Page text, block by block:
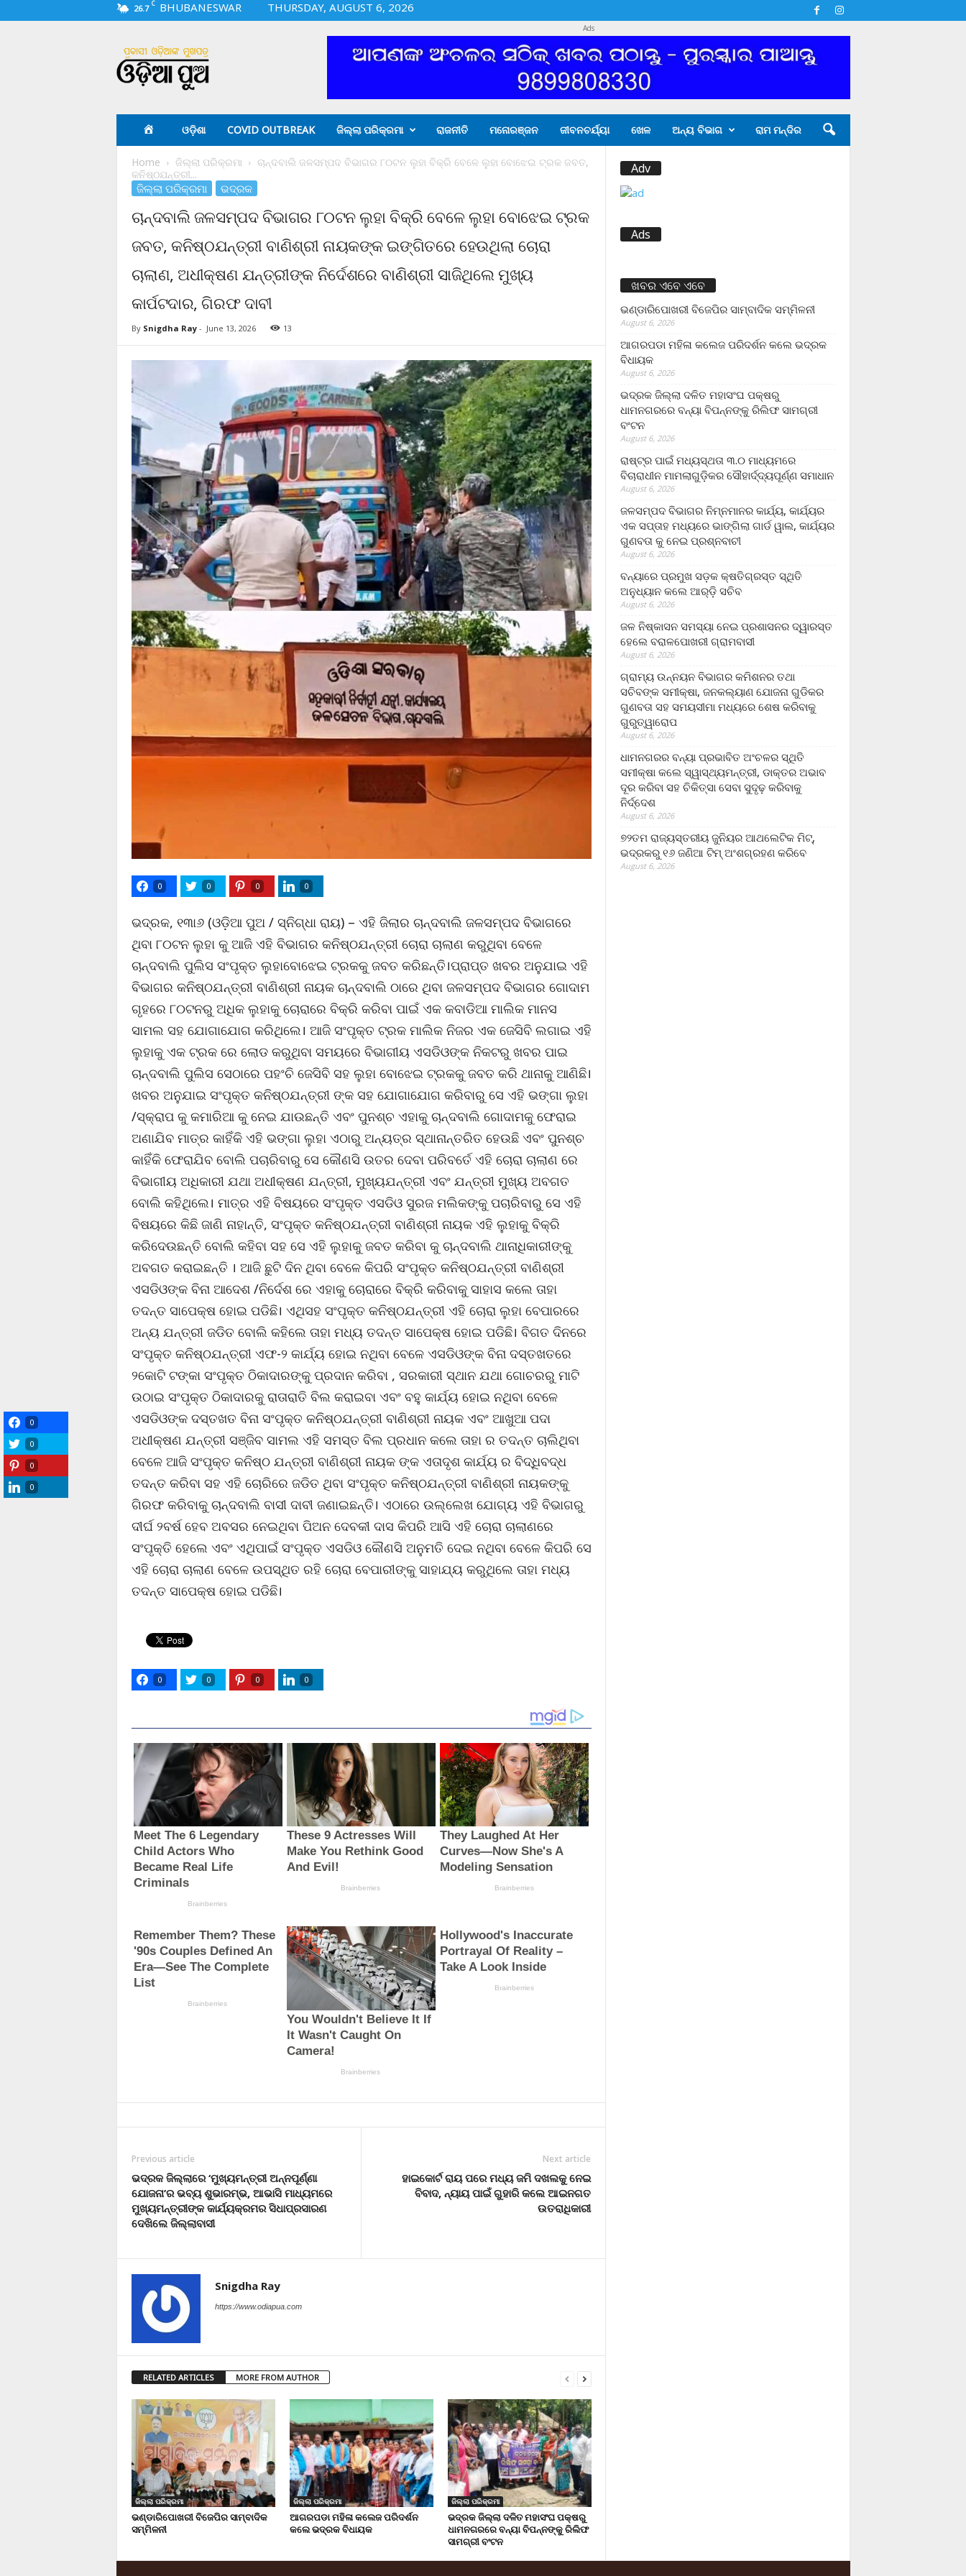
26.7 C BHUBANESWAR
THURSDAY, AUGUST 6, 2026
i
a
Ads
ଓଡ଼ିଶା COVID OUTBREAK ଜିଲ୍ଲା ପରିକ୍ରମା ରାଜନୀତି ମନୋରଞ୍ଜନ ଜୀବନଚର୍ଯ୍ୟା ଖେଳ ଅନ୍ୟ ବିଭାଗ ରାମ ମନ୍ଦିର
Home ଜିଲ୍ଲା ପରିକ୍ରମା
ଚାନ୍ଦବାଲି ଜଳସମ୍ପଦ ବିଭାଗର ୮୦ଟନ ଲୁହା ବିକ୍ରି ବେଳେ ଲୁହା ବୋଝେଇ ଟ୍ରକ ଜବତ,
କନିଷ୍ଠଯନ୍ତ୍ରୀ...
ଜିଲ୍ଲା ପରିକ୍ରମା ଭଦ୍ରକ
ଚାନ୍ଦବାଲି ଜଳସମ୍ପଦ ବିଭାଗର ୮୦ଟନ ଲୁହା ବିକ୍ରି ବେଳେ ଲୁହା ବୋଝେଇ ଟ୍ରକ
ଜବତ, କନିଷ୍ଠଯନ୍ତ୍ରୀ ବାଣିଶ୍ରୀ ନାୟକଙ୍କ ଇଙ୍ଗିତରେ ହେଉଥିଲା ଚୋରା
ଚାଲାଣ, ଅଧୀକ୍ଷଣ ଯନ୍ତ୍ରୀଙ୍କ ନିର୍ଦେଶରେ ବାଣିଶ୍ରୀ ସାଜିଥିଲେ ମୁଖ୍ୟ
କାର୍ପଟଦାର, ଗିରଫ ଦାବୀ
By Snigdha Ray- June 13, 2026 13
0 0 0 0
ଭଦ୍ରକ, ୧୩ା୬ (ଓଡ଼ିଆ ପୁଅ / ସ୍ନିଗ୍ଧା ରାୟ) – ଏହି ଜିଲାର ଚାନ୍ଦବାଲି ଜଳସମ୍ପଦ ବିଭାଗରେ
ଥିବା ୮୦ଟନ ଲୁହା କୁ ଆଜି ଏହି ବିଭାଗର କନିଷ୍ଠଯନ୍ତ୍ରୀ ଚୋରା ଚାଲାଣ କରୁଥିବା ବେଳେ
ଚାନ୍ଦବାଲି ପୁଲିସ ସଂପୃକ୍ତ ଲୁହାବୋଝେଇ ଟ୍ରକକୁ ଜବତ କରିଛନ୍ତି।ପ୍ରାପ୍ତ ଖବର ଅନୁଯାଇ ଏହି
ବିଭାଗର କନିଷ୍ଠଯନ୍ତ୍ରୀ ବାଣିଶ୍ରୀ ନାୟକ ଚାନ୍ଦବାଲି ଠାରେ ଥିବା ଜଳସମ୍ପଦ ବିଭାଗର ଗୋଦାମ
ଗୃହରେ ୮୦ଟନରୁ ଅଧିକ ଲୁହାକୁ ଚୋରାରେ ବିକ୍ରି କରିବା ପାଇଁ ଏକ କବାଡିଆ ମାଲିକ ମାନସ
ସାମଲ ସହ ଯୋଗାଯୋଗ କରିଥିଲେ। ଆଜି ସଂପୃକ୍ତ ଟ୍ରକ ମାଲିକ ନିଜର ଏକ ଜେସିବି ଲଗାଇ ଏହି
ଲୁହାକୁ ଏକ ଟ୍ରକ ରେ ଲୋଡ କରୁଥିବା ସମୟରେ ବିଭାଗୀୟ ଏସଡିଓଙ୍କ ନିକଟରୁ ଖବର ପାଇ
ଚାନ୍ଦବାଲି ପୁଲିସ ସେଠାରେ ପହଂଚି ଜେସିବି ସହ ଲୁହା ବୋଝେଇ ଟ୍ରକକୁ ଜବତ କରି ଥାନାକୁ ଆଣିଛି।
ଖବର ଅନୁଯାଇ ସଂପୃକ୍ତ କନିଷ୍ଠଯନ୍ତ୍ରୀ ଙ୍କ ସହ ଯୋଗାଯୋଗ କରିବାରୁ ସେ ଏହି ଭଙ୍ଗା ଲୁହା
/ସ୍କ୍ରାପ କୁ କମାରିଆ କୁ ନେଇ ଯାଉଛନ୍ତି ଏବଂ ପୁନଶ୍ଚ ଏହାକୁ ଚାନ୍ଦବାଲି ଗୋଦାମକୁ ଫେରାଇ
ଅଣାଯିବ ମାତ୍ର କାହିଁକି ଏହି ଭଙ୍ଗା ଲୁହା ଏଠାରୁ ଅନ୍ୟତ୍ର ସ୍ଥାନାନ୍ତରିତ ହେଉଛି ଏବଂ ପୁନଶ୍ଚ
କାହିଁକି ଫେରାଯିବ ବୋଲି ପଚାରିବାରୁ ସେ କୌଣସି ଉତର ଦେବା ପରିବର୍ତେ ଏହି ଚୋରା ଚାଲାଣ ରେ
ବିଭାଗୀୟ ଅଧିକାରୀ ଯଥା ଅଧୀକ୍ଷଣ ଯନ୍ତ୍ରୀ, ମୁଖ୍ୟଯନ୍ତ୍ରୀ ଏବଂ ଯନ୍ତ୍ରୀ ମୁଖ୍ୟ ଅବଗତ
ବୋଲି କହିଥିଲେ। ମାତ୍ର ଏହି ବିଷୟରେ ସଂପୃକ୍ତ ଏସଡିଓ ସୁରଜ ମଲିକଙ୍କୁ ପଚାରିବାରୁ ସେ ଏହି
ବିଷୟରେ କିଛି ଜାଣି ନାହାନ୍ତି, ସଂପୃକ୍ତ କନିଷ୍ଠଯନ୍ତ୍ରୀ ବାଣିଶ୍ରୀ ନାୟକ ଏହି ଲୁହାକୁ ବିକ୍ରି
କରିଦେଉଛନ୍ତି ବୋଲି କହିବା ସହ ସେ ଏହି ଲୁହାକୁ ଜବତ କରିବା କୁ ଚାନ୍ଦବାଲି ଥାନାଧିକାରୀଙ୍କୁ
ଅବଗତ କରାଇଛନ୍ତି । ଆଜି ଛୁଟି ଦିନ ଥିବା ବେଳେ କିପରି ସଂପୃକ୍ତ କନିଷ୍ଠଯନ୍ତ୍ରୀ ବାଣିଶ୍ରୀ
ଏସଡିଓଙ୍କ ବିନା ଆଦେଶ /ନିର୍ଦେଶ ରେ ଏହାକୁ ଚୋରାରେ ବିକ୍ରି କରିବାକୁ ସାହାସ କଲେ ତାହା
ତଦନ୍ତ ସାପେକ୍ଷ ହୋଇ ପଡିଛି। ଏଥିସହ ସଂପୃକ୍ତ କନିଷ୍ଠଯନ୍ତ୍ରୀ ଏହି ଚୋରା ଲୁହା ବେପାରରେ
ଅନ୍ୟ ଯନ୍ତ୍ରୀ ଜଡିତ ବୋଲି କହିଲେ ତାହା ମଧ୍ୟ ତଦନ୍ତ ସାପେକ୍ଷ ହୋଇ ପଡିଛି। ବିଗତ ଦିନରେ
ସଂପୃକ୍ତ କନିଷ୍ଠଯନ୍ତ୍ରୀ ଏଫ-୨ କାର୍ଯ୍ୟ ହୋଇ ନଥିବା ବେଳେ ଏସଡିଓଙ୍କ ବିନା ଦସ୍ତଖତରେ
୨କୋଟି ଟଙ୍କା ସଂପୃକ୍ତ ଠିକାଦାରଙ୍କୁ ପ୍ରଦାନ କରିବା , ସରକାରୀ ସ୍ଥାନ ଯଥା ଗୋଚରରୁ ମାଟି
ଉଠାଇ ସଂପୃକ୍ତ ଠିକାଦାରକୁ ରାତାରାତି ବିଲ କରାଇବା ଏବଂ ବହୁ କାର୍ଯ୍ୟ ହୋଇ ନଥିବା ବେଳେ
ଏସଡିଓଙ୍କ ଦସ୍ତଖତ ବିନା ସଂପୃକ୍ତ କନିଷ୍ଠଯନ୍ତ୍ରୀ ବାଣିଶ୍ରୀ ନାୟକ ଏବଂ ଆଖୁଆ ପଦା
ଅଧୀକ୍ଷଣ ଯନ୍ତ୍ରୀ ସଞ୍ଜିବ ସାମଲ ଏହି ସମସ୍ତ ବିଲ ପ୍ରଧାନ କଲେ ତାହା ର ତଦନ୍ତ ଚାଲିଥିବା
ବେଳେ ଆଜି ସଂପୃକ୍ତ କନିଷ୍ଠ ଯନ୍ତ୍ରୀ ବାଣିଶ୍ରୀ ନାୟକ ଙ୍କ ଏତାଦୃଶ କାର୍ଯ୍ୟ ର ବିଦ୍ଧିବଦ୍ଧ
ତଦନ୍ତ କରିବା ସହ ଏହି ଚୋରିରେ ଜଡିତ ଥିବା ସଂପୃକ୍ତ କନିଷ୍ଠଯନ୍ତ୍ରୀ ବାଣିଶ୍ରୀ ନାୟକଙ୍କୁ
ଗିରଫ କରିବାକୁ ଚାନ୍ଦବାଲି ବାସୀ ଦାବୀ ଜଣାଇଛନ୍ତି। ଏଠାରେ ଉଲ୍ଲେଖ ଯୋଗ୍ୟ ଏହି ବିଭାଗରୁ
ଦୀର୍ଘ ୨ବର୍ଷ ହେବ ଅବସର ନେଇଥିବା ପିଅନ ଦେବକୀ ଦାସ କିପରି ଆସି ଏହି ଚୋରା ଚାଲାଣରେ
ସଂପୃକ୍ତି ହେଲେ ଏବଂ ଏଥିପାଇଁ ସଂପୃକ୍ତ ଏସଡିଓ କୌଣସି ଅନୁମତି ଦେଇ ନଥିବା ବେଳେ କିପରି ସେ
ଏହି ଚୋରା ଚାଲାଣ ବେଳେ ଉପସ୍ଥିତ ରହି ଚୋରା ବେପାରୀଙ୍କୁ ସାହାଯ୍ୟ କରୁଥିଲେ ତାହା ମଧ୍ୟ
ତଦନ୍ତ ସାପେକ୍ଷ ହୋଇ ପଡିଛି।
0 0 0 0
Previous article
ଭଦ୍ରକ ଜିଲ୍ଲାରେ ‘ମୁଖ୍ୟମନ୍ତ୍ରୀ ଅନ୍ନପୂର୍ଣ୍ଣା
ଯୋଜନା’ର ଭବ୍ୟ ଶୁଭାରମ୍ଭ, ଆଭାସି ମାଧ୍ୟମରେ
ମୁଖ୍ୟମନ୍ତ୍ରୀଙ୍କ କାର୍ଯ୍ୟକ୍ରମର ସିଧାପ୍ରସାରଣ
ଦେଖିଲେ ଜିଲ୍ଲାବାସୀ
Next article
ହାଇକୋର୍ଟ ରାୟ ପରେ ମଧ୍ୟ ଜମି ଦଖଲକୁ ନେଇ
ବିବାଦ, ନ୍ୟାୟ ପାଇଁ ଗୁହାରି କଲେ ଆଇନଗତ
ଉତରାଧିକାରୀ
Snigdha Ray
https://www.odiapua.com
RELATED ARTICLES MORE FROM AUTHOR
ଜିଲ୍ଲା ପରିକ୍ରମା
ଭଣ୍ଡାରିପୋଖରୀ ବିଜେପିର ସାମ୍ବାଦିକ
ସମ୍ମିଳନୀ
ଜିଲ୍ଲା ପରିକ୍ରମା
ଆଗରପଡା ମହିଳା କଲେଜ ପରିଦର୍ଶନ
କଲେ ଭଦ୍ରକ ବିଧାୟକ
ଜିଲ୍ଲା ପରିକ୍ରମା
ଭଦ୍ରକ ଜିଲ୍ଲା ଦଳିତ ମହାସଂଘ ପକ୍ଷରୁ
ଧାମନଗରରେ ବନ୍ୟା ବିପନ୍ନଙ୍କୁ ରିଲିଫ
ସାମଗ୍ରୀ ବଂଟନ
Adv
Ads
ଖବର ଏବେ ଏବେ
ଭଣ୍ଡାରିପୋଖରୀ ବିଜେପିର ସାମ୍ବାଦିକ ସମ୍ମିଳନୀ
August 6, 2026
ଆଗରପଡା ମହିଳା କଲେଜ ପରିଦର୍ଶନ କଲେ ଭଦ୍ରକ
ବିଧାୟକ
August 6, 2026
ଭଦ୍ରକ ଜିଲ୍ଲା ଦଳିତ ମହାସଂଘ ପକ୍ଷରୁ
ଧାମନଗରରେ ବନ୍ୟା ବିପନ୍ନଙ୍କୁ ରିଲିଫ ସାମଗ୍ରୀ
ବଂଟନ
August 6, 2026
ରାଷ୍ଟ୍ର ପାଇଁ ମଧ୍ୟସ୍ଥତା ୩.୦ ମାଧ୍ୟମରେ
ବିଚାରାଧୀନ ମାମଲାଗୁଡ଼ିକର ସୌହାର୍ଦ୍ଦ୍ୟପୂର୍ଣ୍ଣ ସମାଧାନ
August 6, 2026
ଜଳସମ୍ପଦ ବିଭାଗର ନିମ୍ନମାନର କାର୍ଯ୍ୟ, କାର୍ଯ୍ୟର
ଏକ ସପ୍ତାହ ମଧ୍ୟରେ ଭାଙ୍ଗିଲା ଗାର୍ଡ ୱାଲ, କାର୍ଯ୍ୟର
ଗୁଣବତା କୁ ନେଇ ପ୍ରଶ୍ନବାଚୀ
August 6, 2026
ବନ୍ୟାରେ ପ୍ରମୁଖ ସଡ଼କ କ୍ଷତିଗ୍ରସ୍ତ ସ୍ଥିତି
ଅନୁଧ୍ୟାନ କଲେ ଆର୍‌ଡ଼ି ସଚିବ
August 6, 2026
ଜଳ ନିଷ୍କାସନ ସମସ୍ୟା ନେଇ ପ୍ରଶାସନର ଦ୍ୱାରସ୍ତ
ହେଲେ ବରାଳପୋଖରୀ ଗ୍ରାମବାସୀ
August 6, 2026
ଗ୍ରାମ୍ୟ ଉନ୍ନୟନ ବିଭାଗର କମିଶନର ତଥା
ସଚିବଙ୍କ ସମୀକ୍ଷା, ଜନକଲ୍ୟାଣ ଯୋଜନା ଗୁଡିକର
ଗୁଣବତା ସହ ସମୟସୀମା ମଧ୍ୟରେ ଶେଷ କରିବାକୁ
ଗୁରୁତ୍ୱାରୋପ
August 6, 2026
ଧାମନଗରର ବନ୍ୟା ପ୍ରଭାବିତ ଅଂଚଳର ସ୍ଥିତି
ସମୀକ୍ଷା କଲେ ସ୍ୱାସ୍ଥ୍ୟମନ୍ତ୍ରୀ, ଡାକ୍ତର ଅଭାବ
ଦୂର କରିବା ସହ ଚିକିତ୍ସା ସେବା ସୁଦୃଢ଼ କରିବାକୁ
ନିର୍ଦ୍ଦେଶ
August 6, 2026
୭୨ତମ ରାଜ୍ୟସ୍ତରୀୟ ଜୁନିୟର ଆଥଲେଟିକ ମିଟ୍‌,
ଭଦ୍ରକରୁ ୧୬ ଜଣିଆ ଟିମ୍ ଅଂଶଗ୍ରହଣ କରିବେ
August 6, 2026
0
0
0
0